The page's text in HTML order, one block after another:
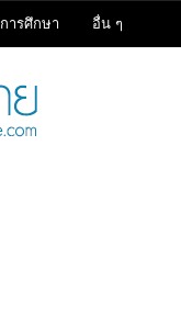
การศึกษา อื่น ๆ